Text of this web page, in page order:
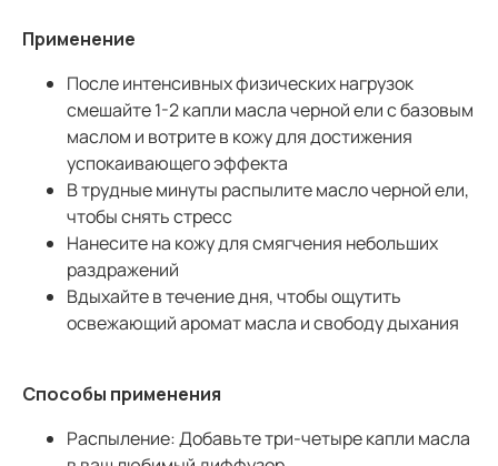
Применение
После интенсивных физических нагрузок
смешайте 1-2 капли масла черной ели с базовым
маслом и вотрите в кожу для достижения
успокаивающего эффекта
В трудные минуты распылите масло черной ели,
чтобы снять стресс
Нанесите на кожу для смягчения небольших
раздражений
Вдыхайте в течение дня, чтобы ощутить
освежающий аромат масла и свободу дыхания
Способы применения
Распыление:Добавьте три-четыре капли масла